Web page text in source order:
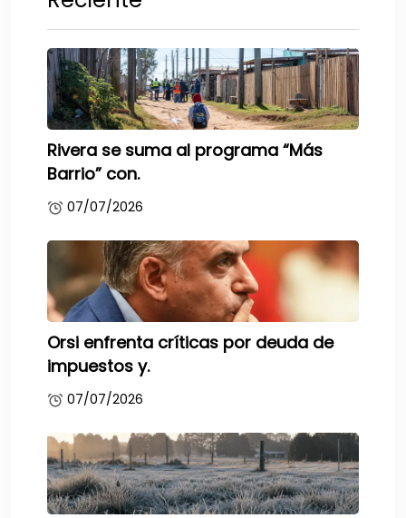
Rivera se suma al programa “Más
Barrio” con.
07/07/2026
Orsi enfrenta críticas por deuda de
impuestos y.
07/07/2026